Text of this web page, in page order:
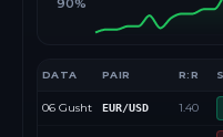
90%
DATA PAIR R:R
06 Gusht EUR/USD 1.40